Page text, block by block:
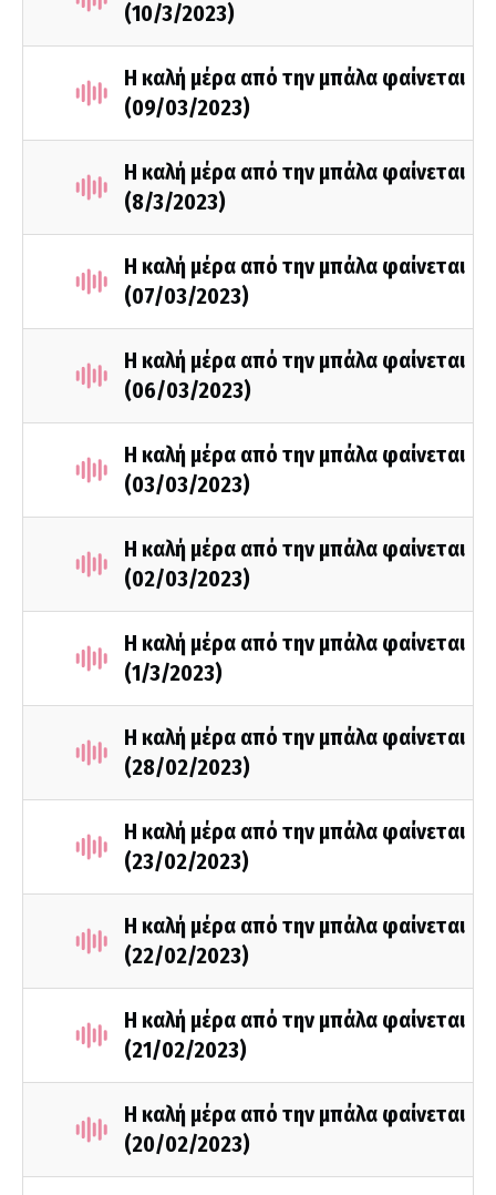
(10/3/2023)
Η καλή μέρα από την μπάλα φαίνεται
(09/03/2023)
Η καλή μέρα από την μπάλα φαίνεται
(8/3/2023)
Η καλή μέρα από την μπάλα φαίνεται
(07/03/2023)
Η καλή μέρα από την μπάλα φαίνεται
(06/03/2023)
Η καλή μέρα από την μπάλα φαίνεται
(03/03/2023)
Η καλή μέρα από την μπάλα φαίνεται
(02/03/2023)
Η καλή μέρα από την μπάλα φαίνεται
(1/3/2023)
Η καλή μέρα από την μπάλα φαίνεται
(28/02/2023)
Η καλή μέρα από την μπάλα φαίνεται
(23/02/2023)
Η καλή μέρα από την μπάλα φαίνεται
(22/02/2023)
Η καλή μέρα από την μπάλα φαίνεται
(21/02/2023)
Η καλή μέρα από την μπάλα φαίνεται
(20/02/2023)